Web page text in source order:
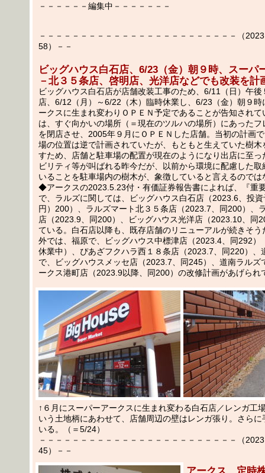
－－－－－－編集中－－－－－－－
－－－－－－－－－－－－－－－－－－－－－－－－（
58）－－
ビッグハウス白石店、6/23（金）朝９時、スーパ
－北３５条店、啓明店、光洋店などでも改装を計
ビッグハウス白石店が店舗改装工事のため、6/11（日）午後
店、6/12（月）～6/22（木）臨時休業し、6/23（金）朝９時
ークスに生まれ変わりＯＰＥＮ予定であることが告知され
は、すぐ向かいの場所（＝現在のツルハの場所）にあったフ
を閉店させ、2005年９月にＯＰＥＮした店舗。当初の計画
場の位置は逆で計画されていたが、もともと生えていた樹木
すため、店舗と駐車場の配置が現在のようになり出店に至
ビリティ等が叫ばれる昨今だが、以前から環境に配慮した
いることを駐車場内の樹木が、象徴していると言えるのでは
◆アークスの2023.5.23付・有価証券報告書によれば、『重
で、ラルズに関しては、ビッグハウス白石店（2023.6、投
円）200）、ラルズマート北３５条店（2023.7、同200）、
店（2023.9、同200）、ビッグハウス光洋店（2023.10、同
ている。白石店以降も、既存店舗のリニューアルが続きそ
外では、福原で、ビッグハウス中標津店（2023.4、同292
休業中）、ぴあざフクハラ西１８条店（2023.7、同220）、
で、ビッグハウスメッセ店（2023.7、同245）、道南ラルズ
ークス港町店（2023.9以降、同200）の改修計画があげられ
↑６月にスーパーアークスに生まれ変わる白石店／レンガ工
いう土地柄にあわせて、店舗周辺の壁はレンガ張り。さらに
いる。（＝5/24）
－－－－－－－－－－－－－－－－－－－－－－－－（
45）－－